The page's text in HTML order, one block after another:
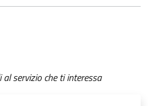
servizio che ti interessa